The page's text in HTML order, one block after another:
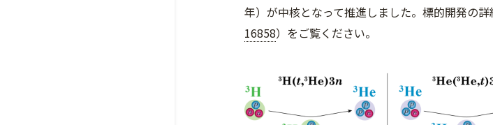
年）が中核となって推進しました。標的開発の
16858）をご覧ください。